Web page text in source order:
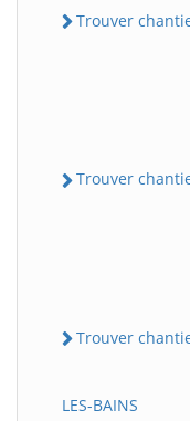
Trouver
Trouver
Trouver
LES-BAINS